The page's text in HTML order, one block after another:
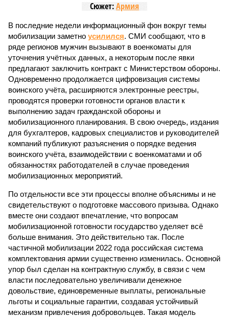
Сюжет:Армия
В последние недели информационный фон вокруг темы
мобилизации заметно усилился. СМИ сообщают, что в
ряде регионов мужчин вызывают в военкоматы для
уточнения учётных данных, а некоторым после явки
предлагают заключить контракт с Министерством обороны.
Одновременно продолжается цифровизация системы
воинского учёта, расширяются электронные реестры,
проводятся проверки готовности органов власти к
выполнению задач гражданской обороны и
мобилизационного планирования. В свою очередь, издания
для бухгалтеров, кадровых специалистов и руководителей
компаний публикуют разъяснения о порядке ведения
воинского учёта, взаимодействии с военкоматами и об
обязанностях работодателей в случае проведения
мобилизационных мероприятий.
По отдельности все эти процессы вполне объяснимы и не
свидетельствуют о подготовке массового призыва. Однако
вместе они создают впечатление, что вопросам
мобилизационной готовности государство уделяет всё
больше внимания. Это действительно так. После
частичной мобилизации 2022 года российская система
комплектования армии существенно изменилась. Основной
упор был сделан на контрактную службу, в связи с чем
власти последовательно увеличивали денежное
довольствие, единовременные выплаты, региональные
льготы и социальные гарантии, создавая устойчивый
механизм привлечения добровольцев. Такая модель